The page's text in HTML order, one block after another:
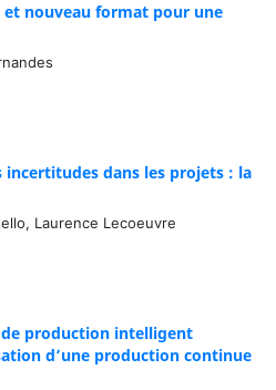
et nouveau format pour une
incertitudes dans les projets : la
Laurence Lecoeuvre
production intelligent
d’une production continue